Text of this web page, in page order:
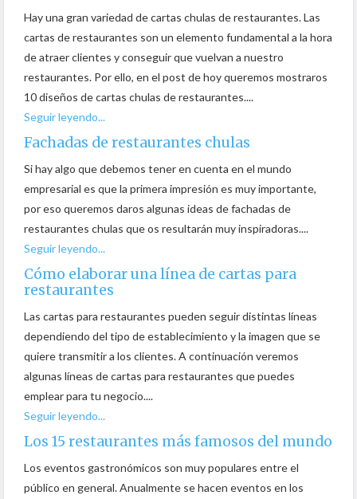
Hay una gran variedad de cartas chulas de restaurantes. Las
cartas de restaurantes son un elemento fundamental a la hora
de atraer clientes y conseguir que vuelvan a nuestro
restaurantes. Por ello, en el post de hoy queremos mostraros
10 diseños de cartas chulas de restaurantes....
Seguir leyendo...
Fachadas de restaurantes chulas
Si hay algo que debemos tener en cuenta en el mundo
empresarial es que la primera impresión es muy importante,
por eso queremos daros algunas ideas de fachadas de
restaurantes chulas que os resultarán muy inspiradoras....
Seguir leyendo...
Cómo elaborar una línea de cartas para
restaurantes
Las cartas para restaurantes pueden seguir distintas líneas
dependiendo del tipo de establecimiento y la imagen que se
quiere transmitir a los clientes. A continuación veremos
algunas líneas de cartas para restaurantes que puedes
emplear para tu negocio....
Seguir leyendo...
Los 15 restaurantes más famosos del mundo
Los eventos gastronómicos son muy populares entre el
público en general. Anualmente se hacen eventos en los